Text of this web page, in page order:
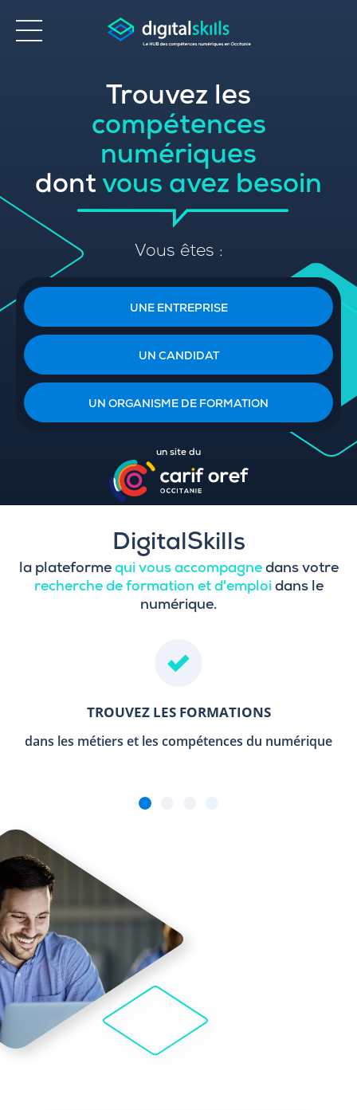
Trouvez les
compétences
numériques
dont vous avez besoin
Vous êtes :
UNE ENTREPRISE
UN CANDIDAT
UN ORGANISME DE FORMATION
un site du
DigitalSkills
la plateforme qui vous accompagnedans votre
recherche de formation et d'emploi dans le
numérique.
TROUVEZ LES FORMATIONS
dans les métiers et les compétences du numérique